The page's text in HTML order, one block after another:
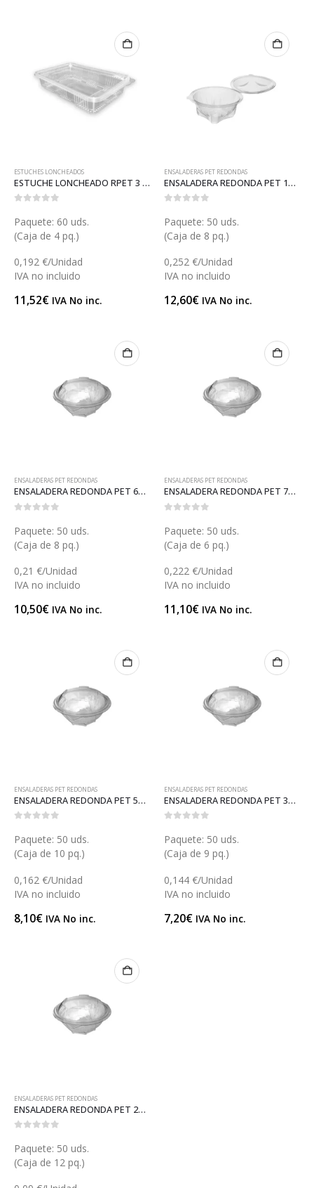
ESTUCHES LONCHEADOS
ESTUCHE LONCHEADO RPET 3 (ET70RPET)
Paquete: 60 uds.
(Caja de 4 pq.)
0,192 €/Unidad
IVA no incluido
11,52€ IVA No inc.
ENSALADERAS PET REDONDAS
ENSALADERA REDONDA PET 1000 (ET64)
Paquete: 50 uds.
(Caja de 8 pq.)
0,252 €/Unidad
IVA no incluido
12,60€ IVA No inc.
ENSALADERAS PET REDONDAS
ENSALADERA REDONDA PET 600 (ET66)
Paquete: 50 uds.
(Caja de 8 pq.)
0,21 €/Unidad
IVA no incluido
10,50€ IVA No inc.
ENSALADERAS PET REDONDAS
ENSALADERA REDONDA PET 750 (ET63)
Paquete: 50 uds.
(Caja de 6 pq.)
0,222 €/Unidad
IVA no incluido
11,10€ IVA No inc.
ENSALADERAS PET REDONDAS
ENSALADERA REDONDA PET 500 (ET62)
Paquete: 50 uds.
(Caja de 10 pq.)
0,162 €/Unidad
IVA no incluido
8,10€ IVA No inc.
ENSALADERAS PET REDONDAS
ENSALADERA REDONDA PET 370 (ET61)
Paquete: 50 uds.
(Caja de 9 pq.)
0,144 €/Unidad
IVA no incluido
7,20€ IVA No inc.
ENSALADERAS PET REDONDAS
ENSALADERA REDONDA PET 250 (ET60)
Paquete: 50 uds.
(Caja de 12 pq.)